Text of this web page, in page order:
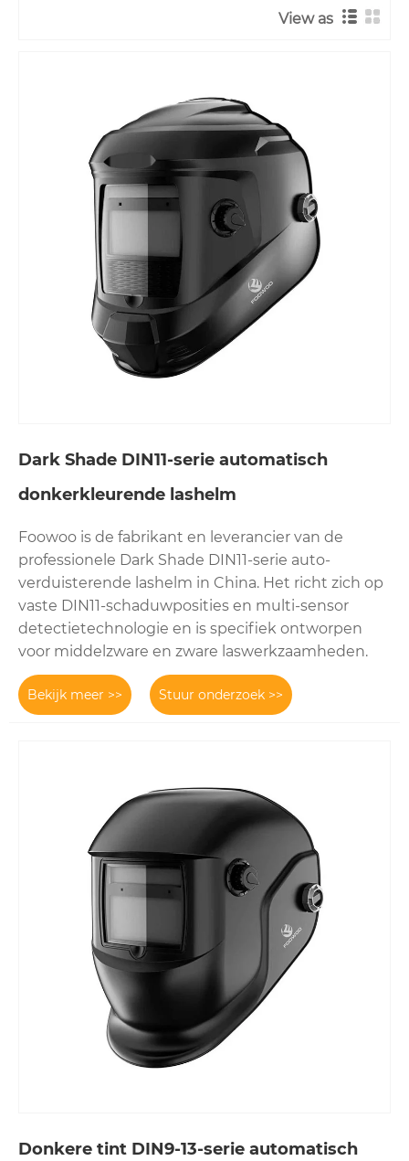
View as
Dark Shade DIN11-serie automatisch
donkerkleurende lashelm
Foowoo is de fabrikant en leverancier van de
professionele Dark Shade DIN11-serie auto-
verduisterende lashelm in China. Het richt zich op
vaste DIN11-schaduwposities en multi-sensor
detectietechnologie en is specifiek ontworpen
voor middelzware en zware laswerkzaamheden.
Bekijk meer >> Stuur onderzoek >>
Donkere tint DIN9-13-serie automatisch